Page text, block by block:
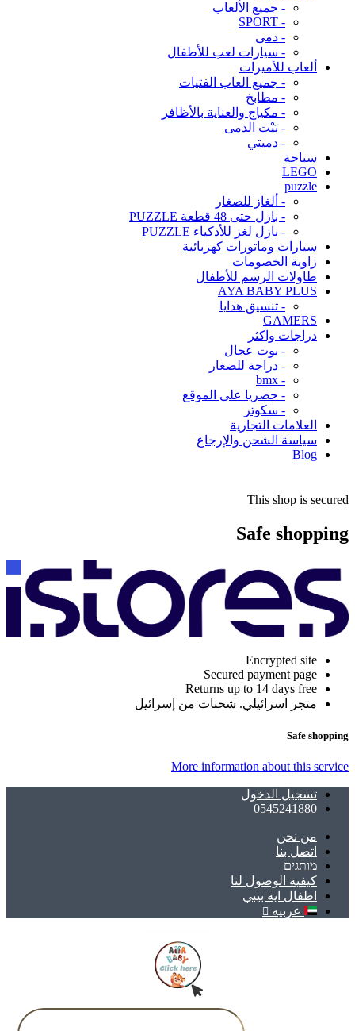
- جميع الألعاب
- SPORT
- دمى
- سيارات لعب للأطفال
ألعاب للأميرات
- جميع العاب الفتيات
- مطابخ
- مكياج والعناية بالأظافر
- بَيْت الدمى
- دميتي
سباحة
LEGO
puzzle
- ألغاز للصغار
- بازل حتى 48 قطعة PUZZLE
- بازل لغز للأذكياء PUZZLE
سيارات وماتورات كهربائية
زاوية الخصومات
طاولات الرسم للأطفال
AYA BABY PLUS
- تنسيق هدايا
GAMERS
دراجات واكثر
- بوت عجال
- دراجة للصغار
- bmx
- حصريا على الموقع
- سكوتر
العلامات التجارية
سياسة الشحن والإرجاع
Blog
This shop is secured
Safe shopping
Encrypted site
Secured payment page
Returns up to 14 days free
متجر اسرائيلي. شحنات من إسرائيل
Safe shopping
More information about this service
تسجيل الدخول
0545241880
ﻣﻦ ﻧﺤﻦ
اتصل بنا
מותגים
كيفية الوصول لنا
اطفال ايه بيبي
عربيه